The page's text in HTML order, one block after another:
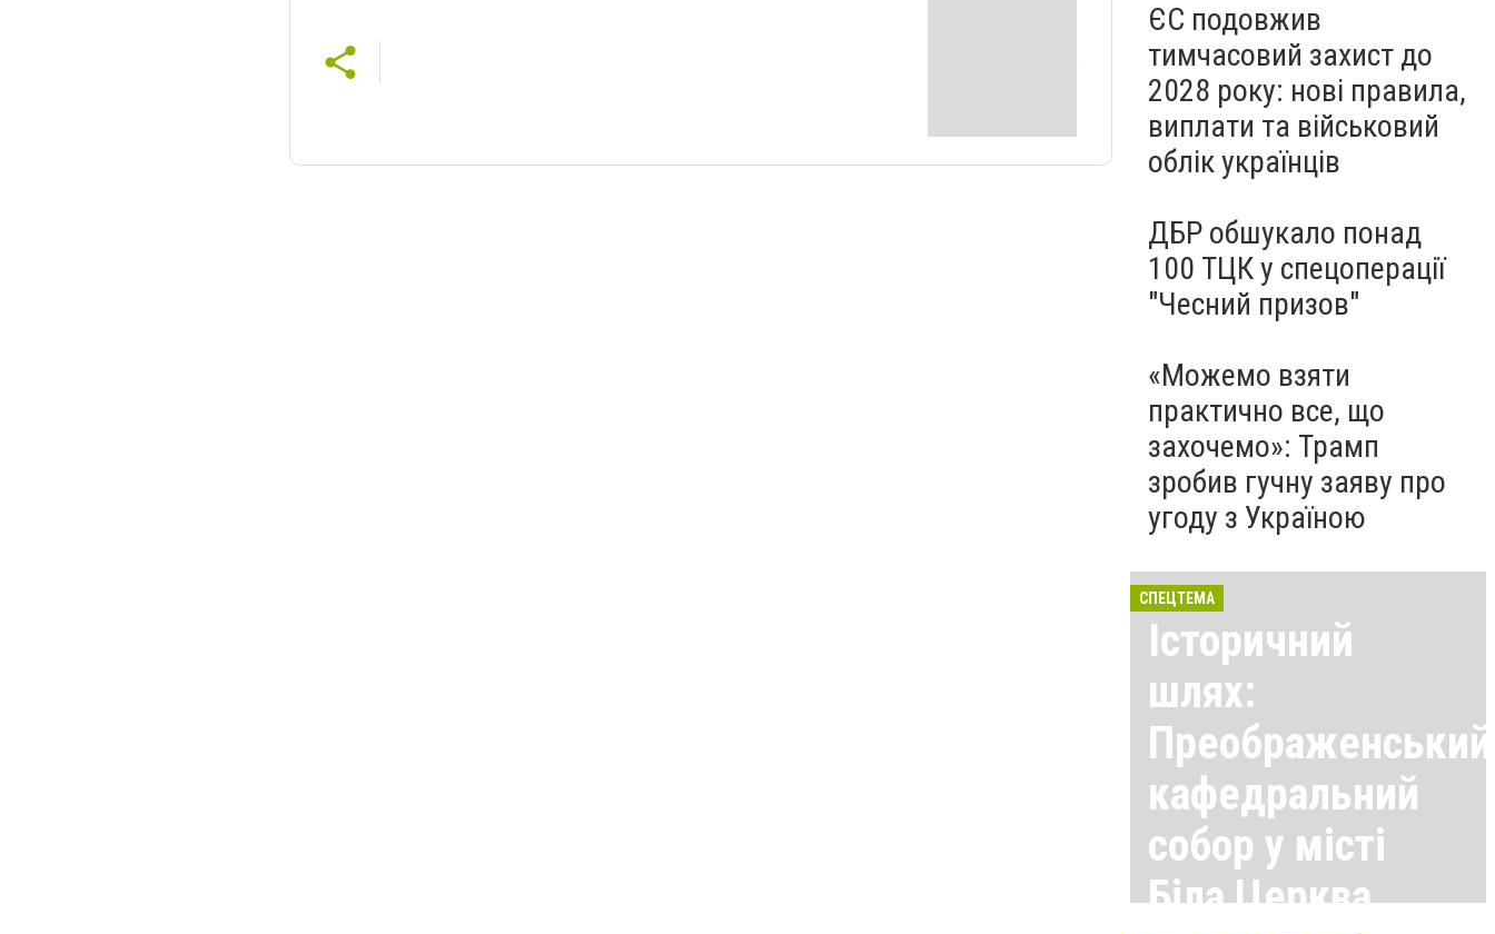
ЄС подовжив
тимчасовий захист до
2028 року: нові правила,
виплати та військовий
облік українців
ДБР обшукало понад
100 ТЦК у спецоперації
"Чесний призов"
«Можемо взяти
практично все, що
захочемо»: Трамп
зробив гучну заяву про
угоду з Україною
СПЕЦТЕМА
Історичний
шлях:
Преображенський
кафедральний
собор у місті
Біла Церква